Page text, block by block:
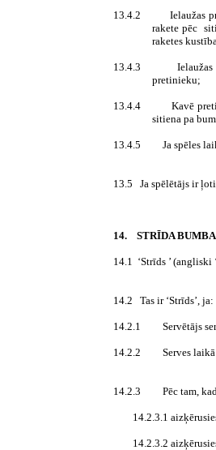
13.4.2
Ielaužas
rakete pēc
raketes
13.4.3
pretinieku;
13.4.4
Kavē
sitiena pa
13.4.5 Ja spēles
13.5 Ja spēlētājs ir
14. STRĪDA BUMBA
14.1 ‘Strīds ’
14.2 Tas ir ‘Strīds’, ja:
14.2.1 Servētājs
14.2.2 Serves
14.2.3 Pēc tam,
14.2.3.1
14.2.3.2